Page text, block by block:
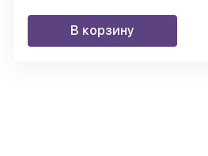
В корзину